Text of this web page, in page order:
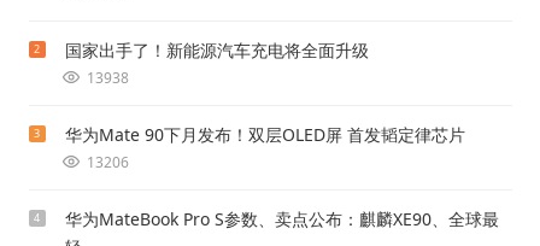
2 国家出手了！新能源汽车充电将全面升级
13938
3 华为Mate 90下月发布！双层OLED屏 首发韬定律芯片
13206
4
华为MateBook Pro S参数、卖点公布：麒麟XE90、全球最